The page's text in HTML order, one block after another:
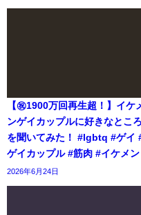
【㊗️1900万回再生超！】イケ
ンゲイカップルに好きなところ
を聞いてみた！ #lgbtq #ゲイ
ゲイカップル #筋肉 #イケメン
2026年6月24日